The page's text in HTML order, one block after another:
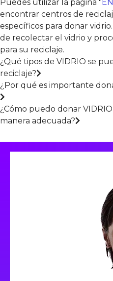
Puedes utilizar la página "
encontrar centros de
específicos para donar
de recolectar el vidrio y
para su reciclaje.
¿Qué tipos de VIDRIO se
reciclaje?
¿Por qué es importante
¿Cómo puedo donar
manera adecuada?